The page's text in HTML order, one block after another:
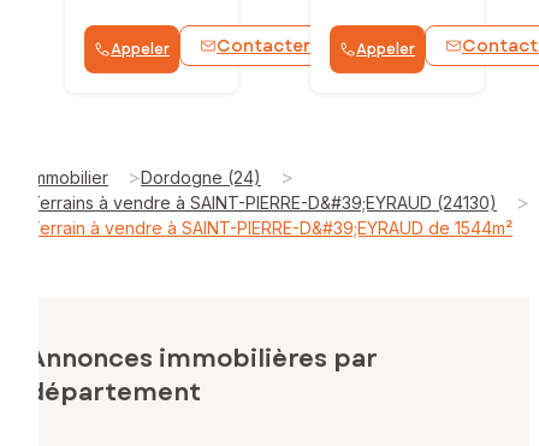
Appeler Contacter Appeler
Immobilier >Dordogne (24) >
Terrains à vendre à SAINT-PIERRE-D&#39;EYRAUD (24130) >
Terrain à vendre à SAINT-PIERRE-D&#39;EYRAUD de 1544m²
Annonces immobilières par
département